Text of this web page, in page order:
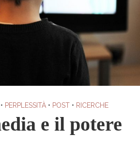
• PERPLESSITÀ • POST • RICERCHE
e il potere